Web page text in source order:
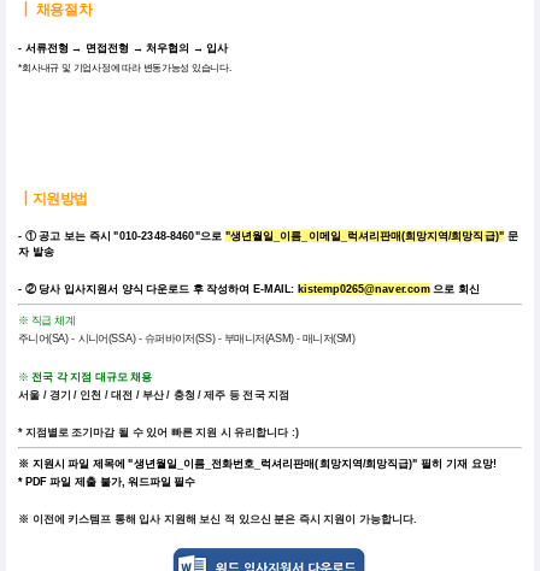
채용절차
- 서류전형 → 면접전형 → 처우협의 → 입사
*회사내규 및 기업사정에 따라 변동가능성 있습니다.
지원방법
- ① 공고 보는 즉시 "010-2348-8460"으로 "생년월일_이름_이메일_럭셔리판매(희망지역/희망직급)" 문
자 발송
- ② 당사 입사지원서 양식 다운로드 후작성하여 E-MAIL: kistemp0265@naver.com 으로 회신
※ 직급 체계
주니어(SA) - 시니어(SSA) - 슈퍼바이저(SS) - 부매니저(ASM) - 매니저(SM)
※ 전국 각 지점 대규모 채용
서울 / 경기 / 인천 / 대전 / 부산 / 충청 / 제주 등 전국 지점
* 지점별로 조기마감 될 수 있어 빠른 지원 시 유리합니다 :)
※ 지원시 파일 제목에"생년월일_이름_전화번호_럭셔리판매(희망지역/희망직급)" 필히 기재 요망!
* PDF 파일 제출 불가, 워드파일 필수
※ 이전에 키스템프 통해 입사 지원해 보신 적 있으신 분은 즉시 지원이 가능합니다.